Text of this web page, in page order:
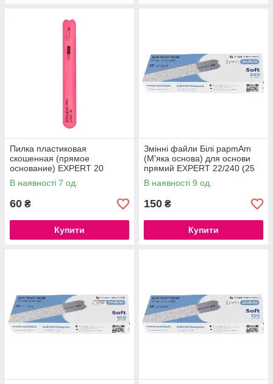
Пилка пластиковая
скошенная (прямое
основание) EXPERT 20
В наявності 7 од.
60 ₴
Купити
Змінні файли Білі papmAm
(М'яка основа) для основи
прямий EXPERT 22/240 (25
шт.)
В наявності 9 од.
150 ₴
Купити